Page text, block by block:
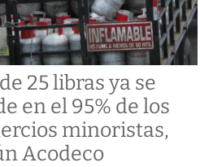
25 libras ya se
en el 95% de los
minoristas,
Acodeco